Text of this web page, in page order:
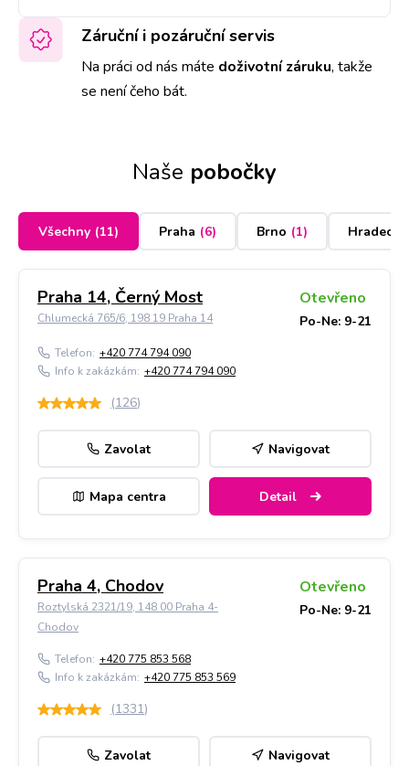
Záruční i pozáruční servis
Na práci od nás máte doživotní záruku, takže
se není čeho bát.
Naše pobočky
Všechny (11) Praha (6) Brno (1) Hradec
Praha 14, Černý Most
Chlumecká 765/6, 198 19 Praha 14
Otevřeno
Po-Ne: 9-21
Telefon: +420 774 794 090
Info k zakázkám: +420 774 794 090
(126)
Zavolat Navigovat
Mapa centra Detail
Praha 4, Chodov
Roztylská 2321/19, 148 00 Praha 4-
Chodov
Otevřeno
Po-Ne: 9-21
Telefon: +420 775 853 568
Info k zakázkám: +420 775 853 569
(1331)
Zavolat Navigovat